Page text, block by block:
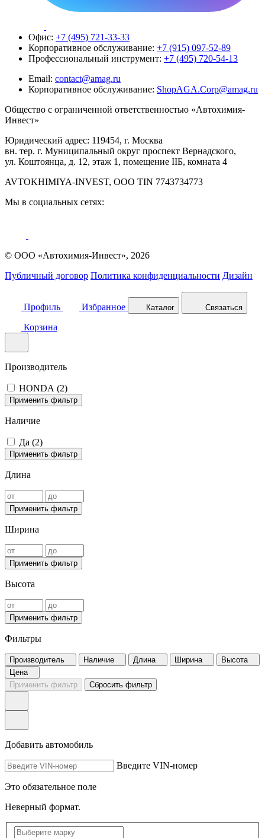
Офис: +7 (495) 721-33-33
Корпоративное обслуживание: +7 (915) 097-52-89
Профессиональный инструмент: +7 (495) 720-54-13
Email: contact@amag.ru
Корпоративное обслуживание: ShopAGA.Corp@amag.ru
Общество с ограниченной ответственностью «Автохимия-
Инвест»
Юридический адрес: 119454, г. Москва
вн. тер. г. Муниципальный округ проспект Вернадского,
ул. Коштоянца, д. 12, этаж 1, помещение IIБ, комната 4
AVTOKHIMIYA-INVEST, OOO TIN 7743734773
Мы в социальных сетях:
© ООО «Автохимия-Инвест», 2026
Публичный договор Политика конфиденциальности Дизайн
Профиль Избранное Каталог Связаться
Корзина
Производитель
HONDA (2)
Применить фильтр
Наличие
Да (2)
Применить фильтр
Длина
Применить фильтр
Ширина
Применить фильтр
Высота
Применить фильтр
Фильтры
Производитель Наличие Длина Ширина
Высота
Цена
Применить фильтр
Сбросить фильтр
Добавить автомобиль
Введите VIN-номер
Это обязательное поле
Неверный формат.